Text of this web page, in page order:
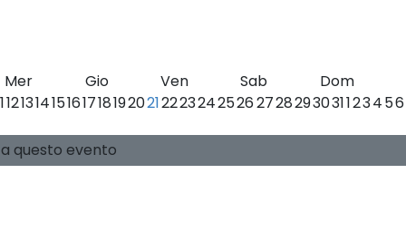
Mer Gio Ven Sab
Dom
1213141516171819202122232425262728293031123456
questo evento